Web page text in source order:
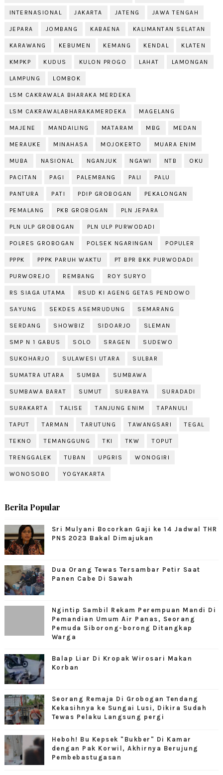
INTERNASIONAL JAKARTA JATENG JAWA TENGAH
JEPARA JOMBANG KABAENA KALIMANTAN SELATAN
KARAWANG KEBUMEN KEMANG KENDAL KLATEN
KMPKP KUDUS KULON PROGO LAHAT LAMONGAN
LAMPUNG LOMBOK
LSM CAKRAWALA BHARAKA MERDEKA
LSM CAKRAWALABHARAKAMERDEKA MAGELANG
MAJENE MANDAILING MATARAM MBG MEDAN
MERAUKE MINAHASA MOJOKERTO MUARA ENIM
MUBA NASIONAL NGANJUK NGAWI NTB OKU
PACITAN PAGI PALEMBANG PALI PALU
PANTURA PATI PDIP GROBOGAN PEKALONGAN
PEMALANG PKB GROBOGAN PLN JEPARA
PLN ULP GROBOGAN PLN ULP PURWODADI
POLRES GROBOGAN POLSEK NGARINGAN POPULER
PPPK PPPK PARUH WAKTU PT BPR BKK PURWODADI
PURWOREJO REMBANG ROY SURYO
RS SIAGA UTAMA RSUD KI AGENG GETAS PENDOWO
SAYUNG SEKDES ASEMRUDUNG SEMARANG
SERDANG SHOWBIZ SIDOARJO SLEMAN
SMP N 1 GABUS SOLO SRAGEN SUDEWO
SUKOHARJO SULAWESI UTARA SULBAR
SUMATRA UTARA SUMBA SUMBAWA
SUMBAWA BARAT SUMUT SURABAYA SURADADI
SURAKARTA TALISE TANJUNG ENIM TAPANULI
TAPUT TARMAN TARUTUNG TAWANGSARI TEGAL
TEKNO TEMANGGUNG TKI TKW TOPUT
TRENGGALEK TUBAN UPGRIS WONOGIRI
WONOSOBO YOGYAKARTA
Berita Popular
Sri Mulyani Bocorkan Gaji ke 14 Jadwal THR
PNS 2023 Bakal Dimajukan
Dua Orang Tewas Tersambar Petir Saat
Panen Cabe Di Sawah
Ngintip Sambil Rekam Perempuan Mandi Di
Pemandian Umum Air Panas, Seorang
Pemuda Siborong-borong Ditangkap
Warga
Balap Liar Di Kropak Wirosari Makan
Korban
Seorang Remaja Di Grobogan Tendang
Kekasihnya ke Sungai Lusi, Dikira Sudah
Tewas Pelaku Langsung pergi
Heboh! Bu Kepsek "Bukber" Di Kamar
dengan Pak Korwil, Akhirnya Berujung
Pembebastugasan